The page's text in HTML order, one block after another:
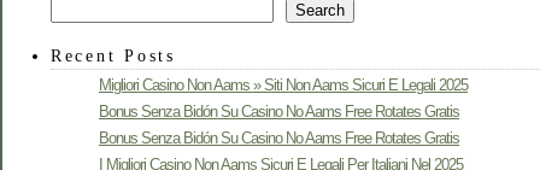
Search
Recent Posts
Migliori Casino Non Aams » Siti Non Aams Sicuri E Legali 2025
Bonus Senza Bidón Su Casino No Aams Free Rotates Gratis
Bonus Senza Bidón Su Casino No Aams Free Rotates Gratis
I Migliori Casino Non Aams Sicuri E Legali Per Italiani Nel 2025